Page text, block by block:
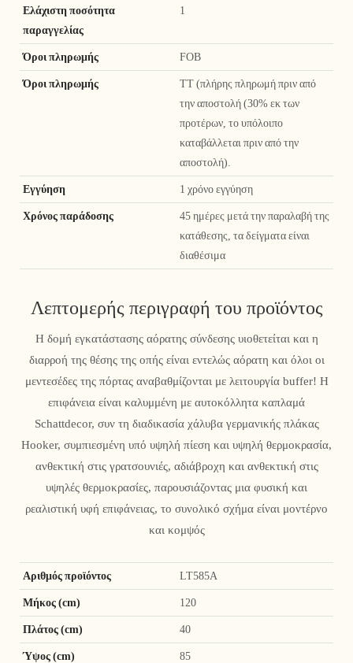
Ελάχιστη ποσότητα
παραγγελίας
1
Όροι πληρωμής FOB
Όροι πληρωμής
TT (πλήρης πληρωμή πριν από
την αποστολή (30% εκ των
προτέρων, το υπόλοιπο
καταβάλλεται πριν από την
αποστολή).
Εγγύηση 1 χρόνο εγγύηση
Χρόνος παράδοσης
45 ημέρες μετά την παραλαβή της
κατάθεσης, τα δείγματα είναι
διαθέσιμα
Λεπτομερής περιγραφή του προϊόντος
Η δομή εγκατάστασης αόρατης σύνδεσης υιοθετείται και η
διαρροή της θέσης της οπής είναι εντελώς αόρατη και όλοι οι
μεντεσέδες της πόρτας αναβαθμίζονται με λειτουργία buffer! Η
επιφάνεια είναι καλυμμένη με αυτοκόλλητα καπλαμά
Schattdecor, συν τη διαδικασία χάλυβα γερμανικής πλάκας
Hooker, συμπιεσμένη υπό υψηλή πίεση και υψηλή θερμοκρασία,
ανθεκτική στις γρατσουνιές, αδιάβροχη και ανθεκτική στις
υψηλές θερμοκρασίες, παρουσιάζοντας μια φυσική και
ρεαλιστική υφή επιφάνειας, το συνολικό σχήμα είναι μοντέρνο
και κομψός
Αριθμός προϊόντος LT585A
Μήκος (cm) 120
Πλάτος (cm) 40
Ύψος (cm) 85